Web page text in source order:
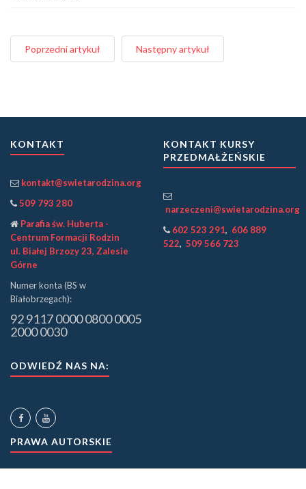
Poprzedni artykuł Następny artykuł
KONTAKT
kontakt@swietarodzina.org
509 793 280
Parafia św. Huberta -
Centrum Formacji Rodzin
ul. Białej Brzozy 23, Zalesie
Górne
Numer konta (BS w
Białobrzegach):
92 9117 0000 0800 0005
2000 0030
KONTAKT KURSY
PRZEDMAŁŻEŃSKIE
narzeczeni@swietarodzina.org
602 523 291, 606 889
522, 509 566 723
ODWIEDŹ NAS NA:
PRAWA AUTORSKIE